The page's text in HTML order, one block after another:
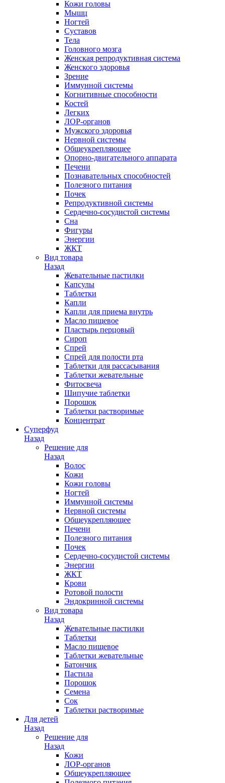
Кожи головы
Мышц
Ногтей
Суставов
Тела
Головного мозга
Женская репродуктивная система
Женского здоровья
Зрение
Иммунной системы
Когнитивные способности
Костей
Легких
ЛОР-органов
Мужского здоровья
Нервной системы
Общеукрепляющее
Опорно-двигательного аппарата
Печени
Познавательных способностей
Полезного питания
Почек
Репродуктивной системы
Сердечно-сосудистой системы
Сна
Фигуры
Энергии
ЖКТ
Вид товара
Назад
Жевательные пастилки
Капсулы
Таблетки
Капли
Капли для приема внутрь
Масло пищевое
Пластырь перцовый
Сироп
Спрей
Спрей для полости рта
Таблетки для рассасывания
Таблетки жевательные
Фитосвеча
Шипучие таблетки
Порошок
Таблетки растворимые
Концентрат
Суперфуд
Назад
Решение для
Назад
Волос
Кожи
Кожи головы
Ногтей
Иммунной системы
Нервной системы
Общеукрепляющее
Печени
Полезного питания
Почек
Сердечно-сосудистой системы
Энергии
ЖКТ
Крови
Ротовой полости
Эндокринной системы
Вид товара
Назад
Жевательные пастилки
Таблетки
Масло пищевое
Таблетки жевательные
Батончик
Пастила
Порошок
Семена
Сок
Таблетки растворимые
Для детей
Назад
Решение для
Назад
Кожи
ЛОР-органов
Общеукрепляющее